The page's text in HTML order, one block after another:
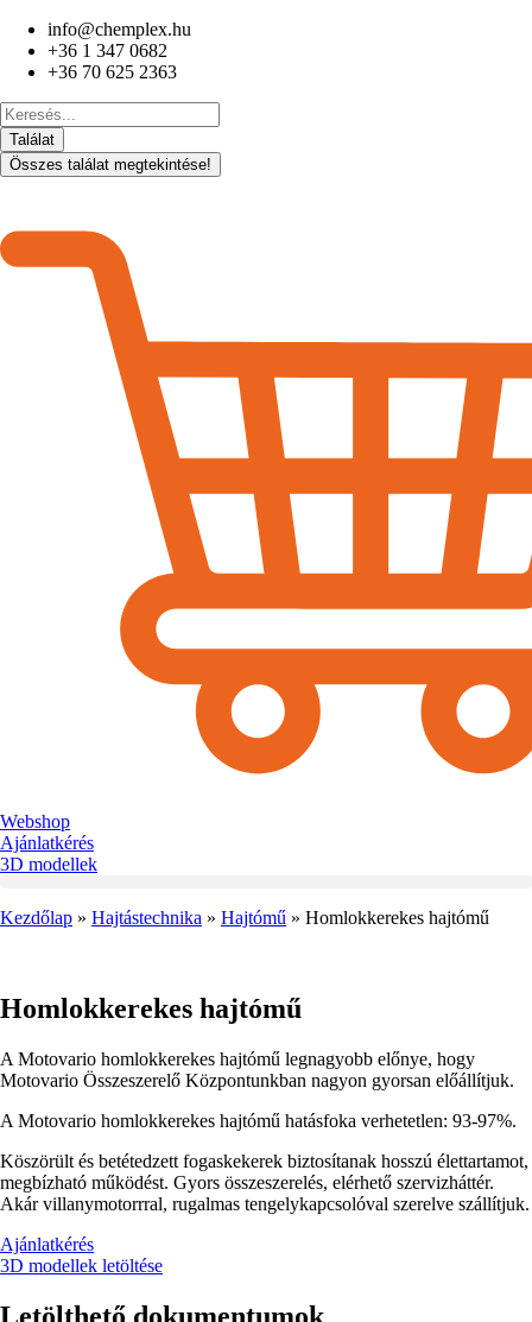
Ugrás
tartalomhoz
info@chemplex.hu
+36 1 347 0682
+36 70 625 2363
Search
...Találat
Összes találat megtekintése!
Webshop
Ajánlatkérés
3D modellek
Kezdőlap » Hajtástechnika » Hajtómű » Homlokkerekes hajtómű
Homlokkerekes hajtómű
A Motovario homlokkerekes hajtómű legnagyobb előnye, hogy
Motovario Összeszerelő Központunkban nagyon gyorsan előállítjuk.
A Motovario homlokkerekes hajtómű hatásfoka verhetetlen: 93-97%.
Köszörült és betétedzett fogaskekerek biztosítanak hosszú élettartamot,
megbízható működést. Gyors összeszerelés, elérhető szervizháttér.
Akár villanymotorrral, rugalmas tengelykapcsolóval szerelve szállítjuk.
Ajánlatkérés
3D modellek letöltése
Letölthető dokumentumok